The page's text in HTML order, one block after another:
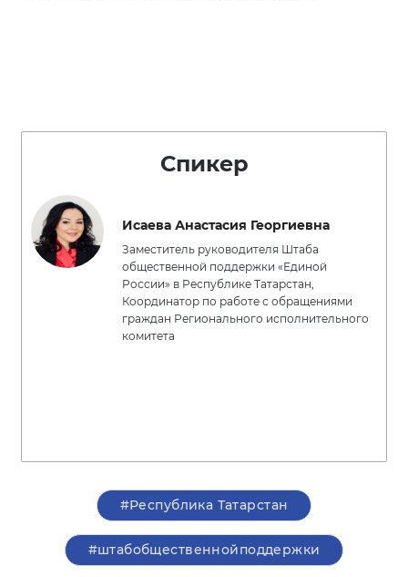
Спикер
Исаева Анастасия Георгиевна
Заместитель руководителя Штаба
общественной поддержки «Единой
России» в Республике Татарстан,
Координатор по работе с обращениями
граждан Регионального исполнительного
комитета
#Республика Татарстан
#штабобщественнойподдержки